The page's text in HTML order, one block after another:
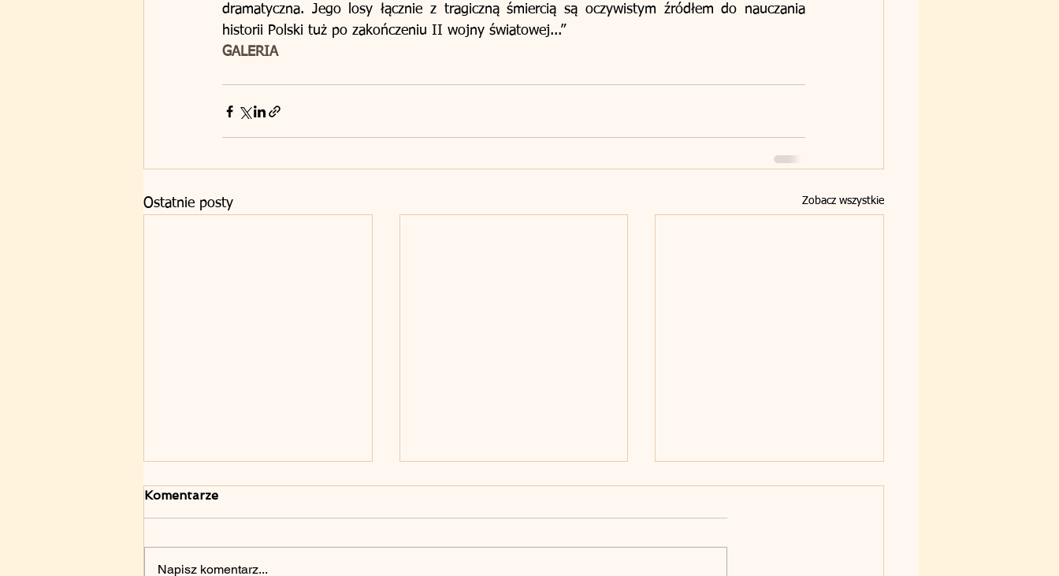
dramatyczna. Jego losy łącznie z tragiczną śmiercią są oczywistym źródłem do nauczania
historii Polski tuż po zakończeniu II wojny światowej...”
GALERIA
Ostatnie posty Zobacz wszystkie
Komentarze
Napisz komentarz...